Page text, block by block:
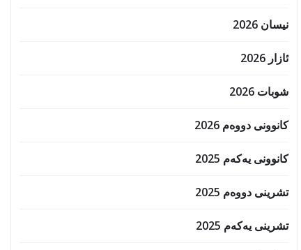
نیسان 2026
ئازار 2026
شوبات 2026
کانوونی دووەم 2026
کانوونی یەکەم 2025
تشرینی دووەم 2025
تشرینی یەکەم 2025